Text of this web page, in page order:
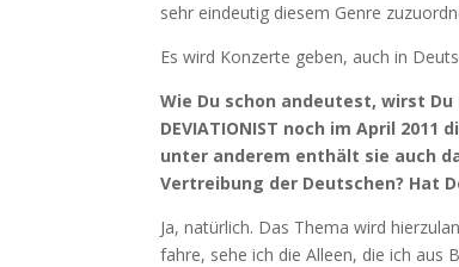
sehr eindeutig diesem Genre
Es wird Konzerte geben, auch in
Wie Du schon andeutest, wirst
DEVIATIONIST noch im April
unter anderem enthält sie auch
Vertreibung der Deutschen? Hat
Ja, natürlich. Das Thema wird
fahre, sehe ich die Alleen, die ich aus